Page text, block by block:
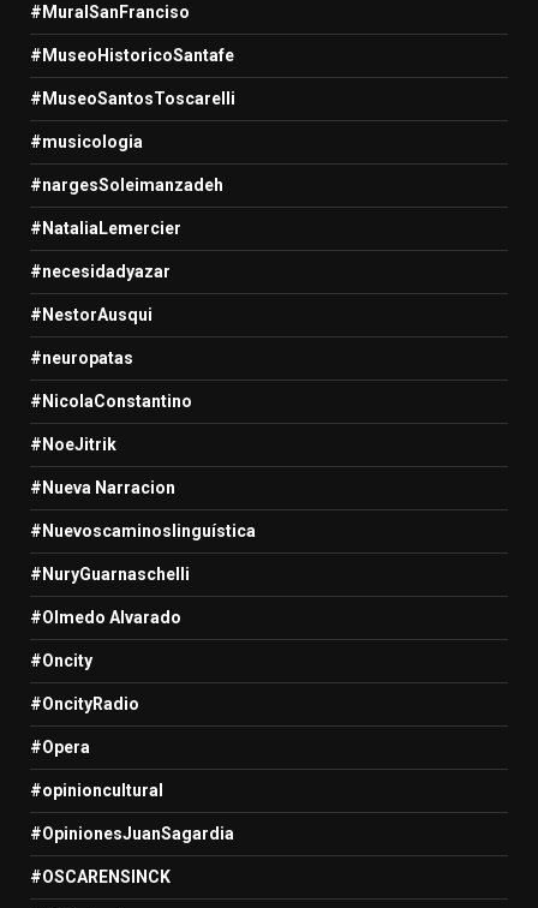
#MuralSanFranciso
#MuseoHistoricoSantafe
#MuseoSantosToscarelli
#musicologia
#nargesSoleimanzadeh
#NataliaLemercier
#necesidadyazar
#NestorAusqui
#neuropatas
#NicolaConstantino
#NoeJitrik
#Nueva Narracion
#Nuevoscaminoslinguística
#NuryGuarnaschelli
#Olmedo Alvarado
#Oncity
#OncityRadio
#Opera
#opinioncultural
#OpinionesJuanSagardia
#OSCARENSINCK